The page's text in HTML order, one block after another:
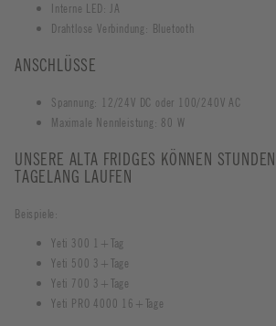
Interne LED: JA
Drahtlose Verbindung: Bluetooth
ANSCHLÜSSE
Spannung: 12/24V DC oder 100/240V AC
Maximale Nennleistung: 80 W
UNSERE ALTA FRIDGES KÖNNEN
TAGELANG LAUFEN
Beispiele:
Yeti 300 1+Tag
Yeti 500 3+Tage
Yeti 700 3+Tage
Yeti PRO 4000 16+Tage